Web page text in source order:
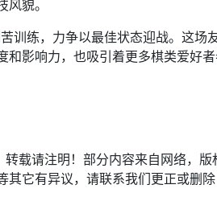
貌。
训练，力争以最佳状态迎战。这
和影响力，也吸引着更多棋类爱好
转载请注明！部分内容来自网络，
它有异议，请联系我们更正或删除